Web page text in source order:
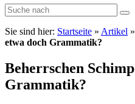
Sie sind hier: Startseite » Artikel »
etwa doch Grammatik?
Beherrschen
Grammatik?